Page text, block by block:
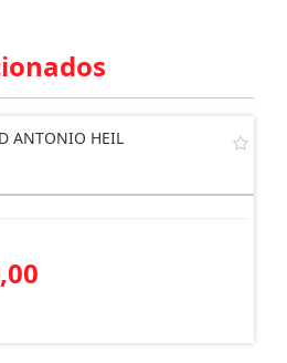
ANTONIO HEIL